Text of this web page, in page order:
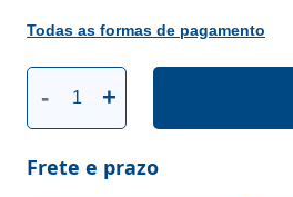
Todas as formas de pagamento
- +
Frete e prazo